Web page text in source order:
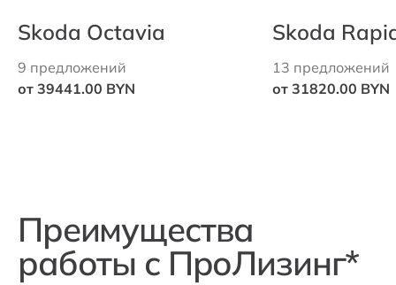
Skoda Octavia
9 предложений
от 39441.00 BYN
Skoda
13 предложений
от 31820.00 BYN
Преимущества
работы с ПроЛизинг*